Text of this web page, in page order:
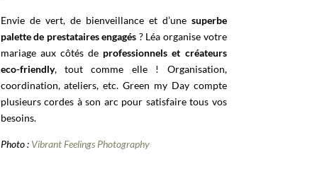
Envie de vert, de bienveillance et d’une superbe
palette de prestataires engagés ? Léa organise votre
mariage aux côtés de professionnels et créateurs
eco-friendly, tout comme elle ! Organisation,
coordination, ateliers, etc. Green my Day compte
plusieurs cordes à son arc pour satisfaire tous vos
besoins.
Photo : Vibrant Feelings Photography